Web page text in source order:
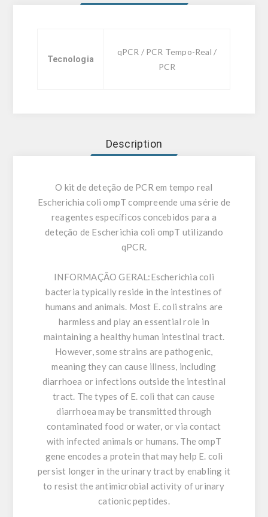
Tecnologia
qPCR / PCR Tempo-Real /
PCR
Description
O kit de deteção de PCR em tempo real
Escherichia coli ompT compreende uma série de
reagentes específicos concebidos para a
deteção de Escherichia coli ompT utilizando
qPCR.
INFORMAÇÃO GERAL:Escherichia coli
bacteria typically reside in the intestines of
humans and animals. Most E. coli strains are
harmless and play an essential role in
maintaining a healthy human intestinal tract.
However, some strains are pathogenic,
meaning they can cause illness, including
diarrhoea or infections outside the intestinal
tract. The types of E. coli that can cause
diarrhoea may be transmitted through
contaminated food or water, or via contact
with infected animals or humans. The ompT
gene encodes a protein that may help E. coli
persist longer in the urinary tract by enabling it
to resist the antimicrobial activity of urinary
cationic peptides.